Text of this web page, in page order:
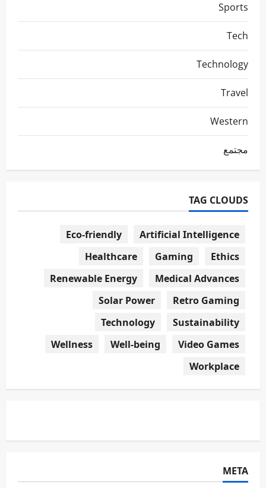
Sports
Tech
Technology
Travel
Western
مجتمع
TAG CLOUDS
Artificial Intelligence
Eco-friendly
Ethics
Gaming
Healthcare
Medical Advances
Renewable Energy
Retro Gaming
Solar Power
Sustainability
Technology
Video Games
Well-being
Wellness
Workplace
META